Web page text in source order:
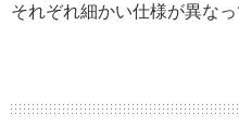
それぞれ細かい仕様が異なっ